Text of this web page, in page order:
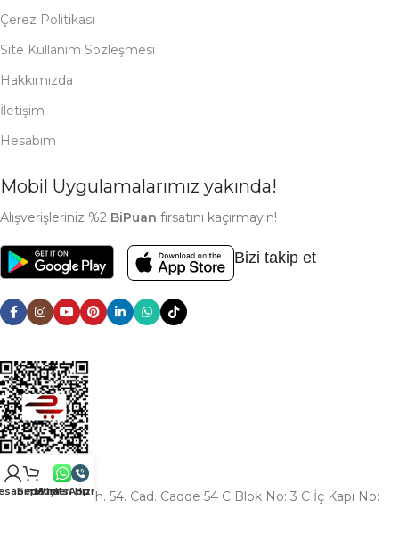
Çerez Politikası
Site Kullanım Sözleşmesi
Hakkımızda
İletişim
Hesabım
Mobil Uygulamalarımız yakında!
Alışverişleriniz %2 BiPuan fırsatını kaçırmayın!
Bizi takip et
Arabacıalanı Mah. 54. Cad. Cadde 54 C Blok No: 3 C İç Kapı No:
Sepetim
WhatsApp
Müşteri Hizmetleri